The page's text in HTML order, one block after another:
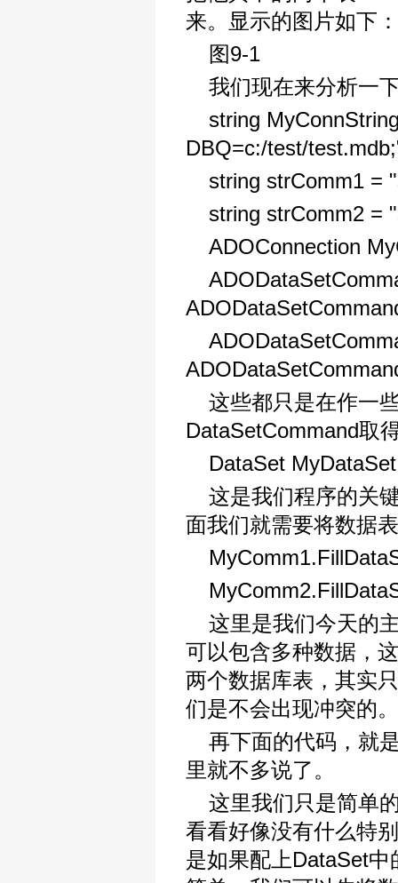
来。显示的图片如下：
图9-1
我们现在来分析一
string
DBQ=c:/test/
string strComm1 =
string strComm2 =
ADOConnection
这些都只是在作一
DataSetCommand取
DataSet
这是我们程序的关
面我们就需要将数据
这里是我们今天的
可以包含多种数据，
两个数据库表，其实
们是不会出现冲突的
再下面的代码，就
里就不多说了。
这里我们只是简单
看看好像没有什么特
是如果配上DataSet